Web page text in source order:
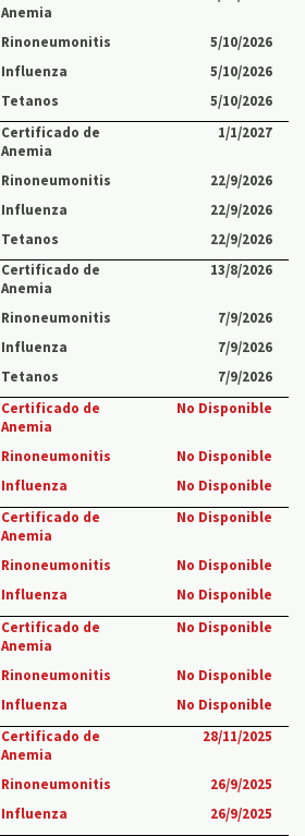
Anemia
Rinoneumonitis
5/10/2026
Influenza
5/10/2026
Tetanos
5/10/2026
Certificado de
Anemia
1/1/2027
Rinoneumonitis
22/9/2026
Influenza
22/9/2026
Tetanos
22/9/2026
Certificado de
Anemia
13/8/2026
Rinoneumonitis
7/9/2026
Influenza
7/9/2026
Tetanos
7/9/2026
Certificado de
Anemia
No Disponible
Rinoneumonitis
No Disponible
Influenza
No Disponible
Certificado de
Anemia
No Disponible
Rinoneumonitis
No Disponible
Influenza
No Disponible
Certificado de
Anemia
No Disponible
Rinoneumonitis
No Disponible
Influenza
No Disponible
Certificado de
Anemia
28/11/2025
Rinoneumonitis
26/9/2025
Influenza
26/9/2025